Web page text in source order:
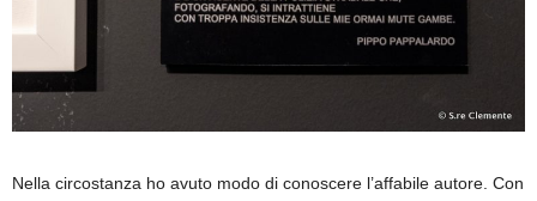
Nella circostanza ho avuto modo di conoscere l’affabile autore. Con